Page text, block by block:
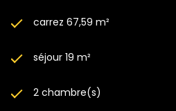
carrez 67,59 m²
séjour 19 m²
2 chambre(s)